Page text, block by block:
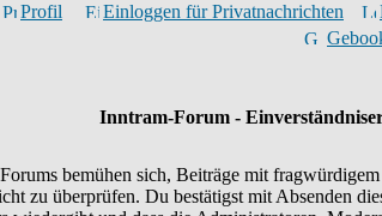
Profil Einloggen für Privatnachrichten
Inntram-Forum -
bemühen sich, Beiträge mit
zu überprüfen. Du bestätigst mit Absenden